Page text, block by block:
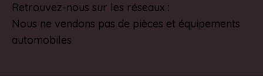
Retrouvez-nous sur les réseaux :
Nous ne vendons pas de pièces et équipements
automobiles